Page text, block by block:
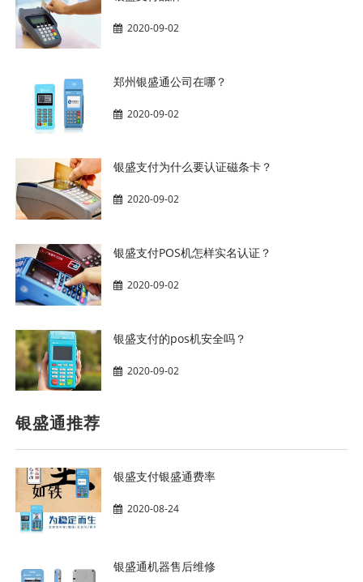
2020-09-02
郑州银盛通公司在哪？
2020-09-02
银盛支付为什么要认证磁条卡？
2020-09-02
银盛支付POS机怎样实名认证？
2020-09-02
银盛支付的pos机安全吗？
2020-09-02
银盛通推荐
银盛支付银盛通费率
2020-08-24
银盛通机器售后维修